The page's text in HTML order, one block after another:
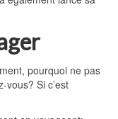
pourquoi ne pas
vous? Si c’est